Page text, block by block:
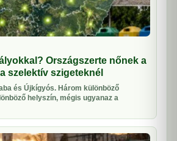
Országszerte nőnek a
szelektív szigeteknél
és Újkígyós. Három különböző
helyszín, mégis ugyanaz a